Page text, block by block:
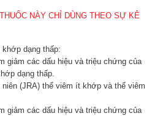
NÀY CHỈ DÙNG THEO SỰ KÊ
dạng thấp:
giảm các dấu hiệu và triệu chứng của
dạng thấp.
(JRA) thể viêm ít khớp và thể viêm
giảm các dấu hiệu và triệu chứng của